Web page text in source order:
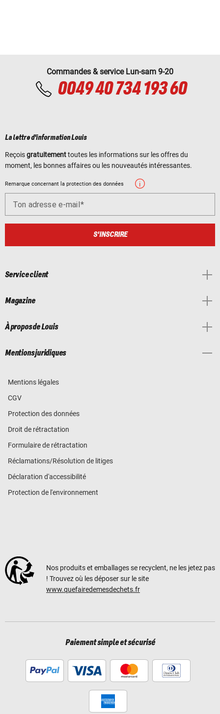
Commandes & service Lun-sam 9-20
0049 40 734 193 60
La lettre d'information Louis
Reçoisgratuitementtoutes les informations sur les offres du
moment, les bonnes affaires ou les nouveautés intéressantes.
Remarque concernant la protection des données
Ton adresse e-mail
S'INSCRIRE
Service client
Magazine
À propos de Louis
Mentions juridiques
Mentions légales
CGV
Protection des données
Droit de rétractation
Formulaire de rétractation
Réclamations/Résolution de litiges
Déclaration d'accessibilité
Protection de l'environnement
Nos produits et emballages se recyclent, ne les jetez pas
! Trouvez où les déposer sur le site
www.quefairedemesdechets.fr
Paiement simple et sécurisé